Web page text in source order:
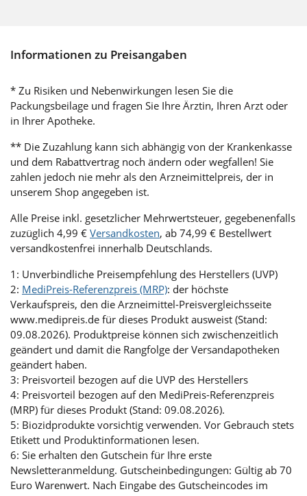
Informationen zu Preisangaben
* Zu Risiken und Nebenwirkungen lesen Sie die
Packungsbeilage und fragen Sie Ihre Ärztin, Ihren Arzt oder
in Ihrer Apotheke.
** Die Zuzahlung kann sich abhängig von der Krankenkasse
und dem Rabattvertrag noch ändern oder wegfallen! Sie
zahlen jedoch nie mehr als den Arzneimittelpreis, der in
unserem Shop angegeben ist.
Alle Preise inkl. gesetzlicher Mehrwertsteuer, gegebenenfalls
zuzüglich 4,99 € Versandkosten, ab 74,99 € Bestellwert
versandkostenfrei innerhalb Deutschlands.
1: Unverbindliche Preisempfehlung des Herstellers (UVP)
2: MediPreis-Referenzpreis (MRP): der höchste
Verkaufspreis, den die Arzneimittel-Preisvergleichsseite
www.medipreis.de für dieses Produkt ausweist (Stand:
09.08.2026). Produktpreise können sich zwischenzeitlich
geändert und damit die Rangfolge der Versandapotheken
geändert haben.
3: Preisvorteil bezogen auf die UVP des Herstellers
4: Preisvorteil bezogen auf den MediPreis-Referenzpreis
(MRP) für dieses Produkt (Stand: 09.08.2026).
5: Biozidprodukte vorsichtig verwenden. Vor Gebrauch stets
Etikett und Produktinformationen lesen.
6: Sie erhalten den Gutschein für Ihre erste
Newsletteranmeldung. Gutscheinbedingungen: Gültig ab 70
Euro Warenwert. Nach Eingabe des Gutscheincodes im